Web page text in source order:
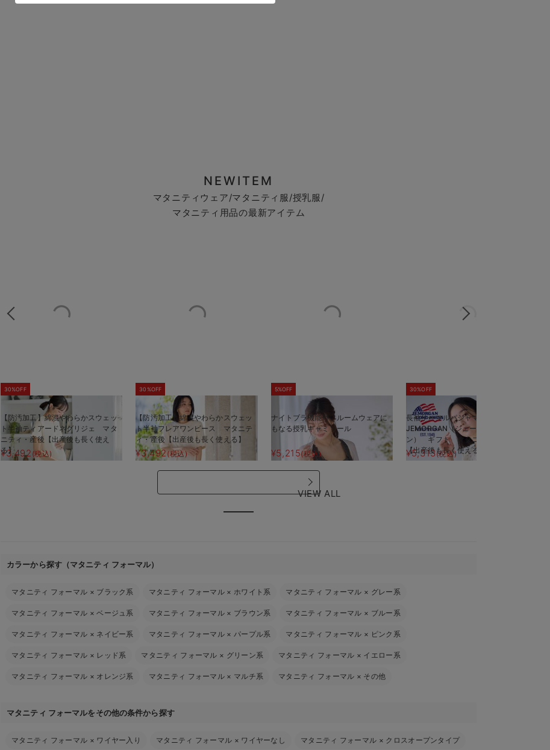
NEWITEM
マタニティウェア/マタニティ服/授乳服/
マタニティ用品の最新アイテム
30%OFF
【防汚加工】綿混やわらかスウェッ
ト半袖ティアードネグリジェ マタ
ニティ・産後【出産後も長く使え
る】
¥3,492 (税込)
30%OFF
【防汚加工】綿混やわらかスウェッ
ト半袖フレアワンピース マタニテ
ィ・産後【出産後も長く使える】
¥3,492(税込)
5%OFF
ナイトブラ機能付 ルームウェアに
もなる授乳キャミソール
¥5,215(税込)
30%OFF
長袖サーマルパジャマ3点セット
JEMORGAN（ジェーイーモーガ
ン） ギフト マタニティ・産後
【出産後も長く使える】
¥5,313 (税込)
VIEW ALL
カラーから探す（マタニティ フォーマル）
マタニティ フォーマル × ブラック系 マタニティ フォーマル × ホワイト系 マタニティ フォーマル × グレー系
マタニティ フォーマル ×ベージュ系 マタニティ フォーマル × ブラウン系 マタニティ フォーマル × ブルー系
マタニティ フォーマル × ネイビー系 マタニティ フォーマル × パープル系 マタニティ フォーマル × ピンク系
マタニティ フォーマル × レッド系 マタニティ フォーマル × グリーン系 マタニティ フォーマル × イエロー系
マタニティ フォーマル × オレンジ系 マタニティ フォーマル × マルチ系 マタニティ フォーマル × その他
マタニティ フォーマルをその他の条件から探す
マタニティ フォーマル × ワイヤー入り マタニティ フォーマル × ワイヤーなし マタニティ フォーマル × クロスオープンタイプ